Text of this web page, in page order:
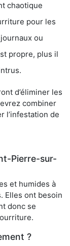
chaotique
pour les
ou
propre, plus il
d’éliminer les
combiner
l’infestation de
Pierre-sur-
et humides à
Elles ont besoin
donc se
?